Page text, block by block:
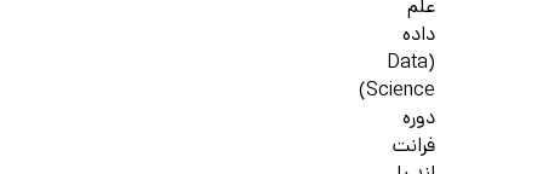
علم
داده
(Data
Science)
دوره
فرانت